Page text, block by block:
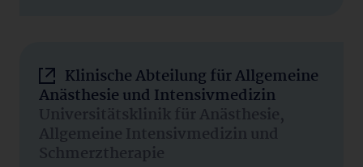
Klinische Abteilung für Allgemeine
Anästhesie und Intensivmedizin
Universitätsklinik für Anästhesie,
Allgemeine Intensivmedizin und
Schmerztherapie